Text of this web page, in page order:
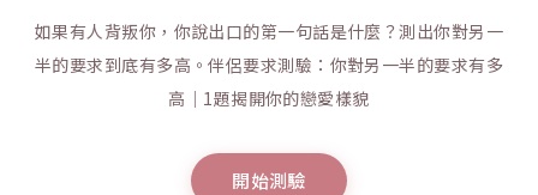
如果有人背叛你，你說出口的第一句話是什麼？測出你對另一
半的要求到底有多高。伴侶要求測驗：你對另一半的要求有多
高｜1題揭開你的戀愛樣貌
開始測驗